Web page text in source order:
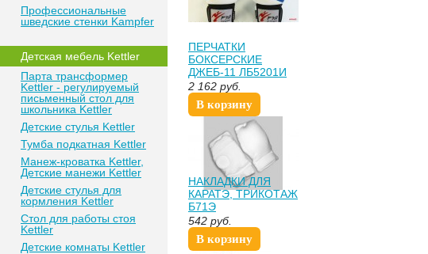
Профессиональные
шведские стенки Kampfer
Детская мебель Kettler
Парта трансформер
Kettler - регулируемый
письменный стол для
школьника Kettler
Детские стулья Kettler
Тумба подкатная Kettler
Манеж-кроватка Kettler,
Детские манежи Kettler
Детские стулья для
кормления Kettler
Стол для работы стоя
Kettler
Детские комнаты Kettler
ПЕРЧАТКИ
БОКСЕРСКИЕ
ДЖЕБ-11 ЛБ5201И
2 162 руб.
В корзину
НАКЛАДКИ ДЛЯ
КАРАТЭ, ТРИКОТАЖ
Б71Э
542 руб.
В корзину